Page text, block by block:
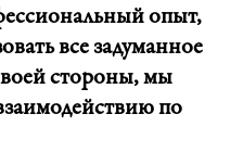
опыт,
все задуманное
стороны, мы
по